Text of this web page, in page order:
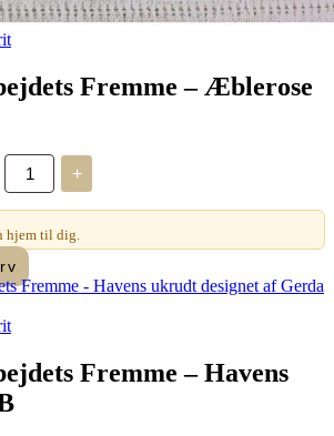
Fremme – Æblerose
Haandarbejdets
Fremme
-
Æblerose
GB
antal
+
hjem til dig.
Fremme – Havens